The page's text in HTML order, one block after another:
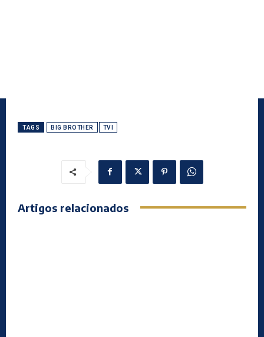
TAGS BIG BROTHER TVI
Artigos relacionados